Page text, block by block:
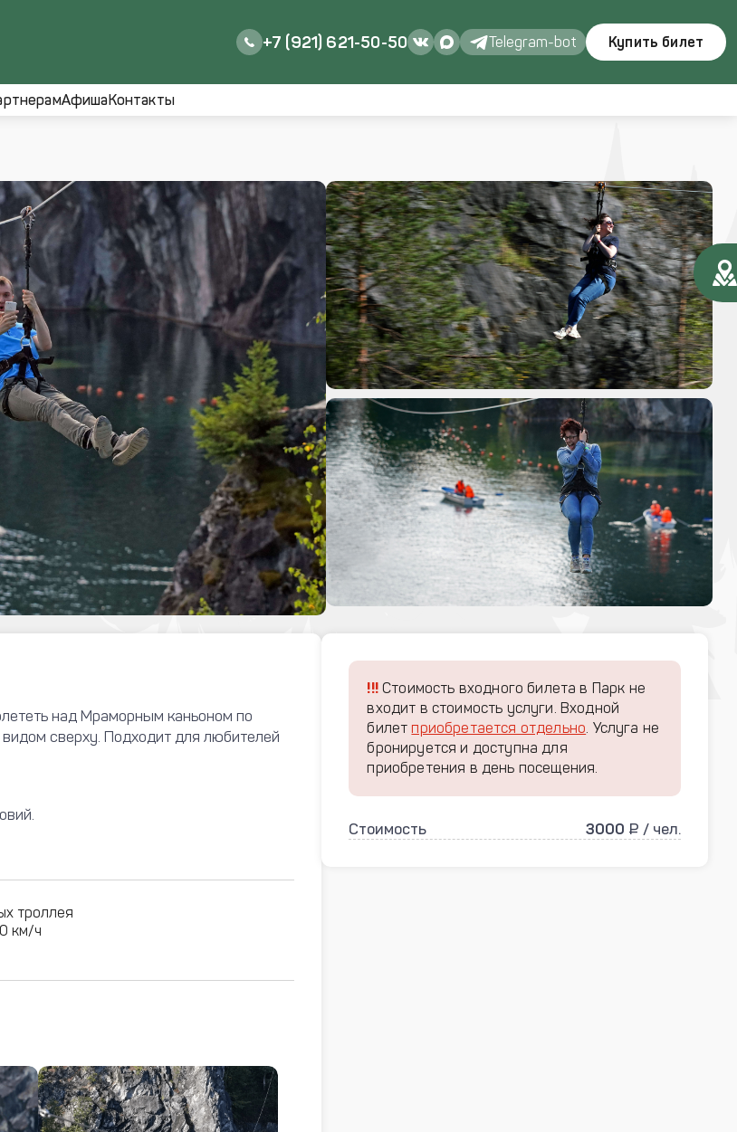
+7 (921) 621-50-50 Telegram-bot Купить билет
АфишаКонтакты
над Мраморным каньоном по
сверху. Подходит для любителей
троллея
км/ч
!!!Стоимость входного билета в Парк не
входит в стоимость услуги. Входной
билетприобретается отдельно. Услуга не
бронируется и доступна для
приобретения в день посещения.
Стоимость 3000 ₽ / чел.